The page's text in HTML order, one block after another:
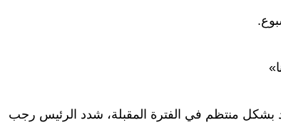
بشكل منتظم في الفترة المقبلة، شدد الرئيس رجب